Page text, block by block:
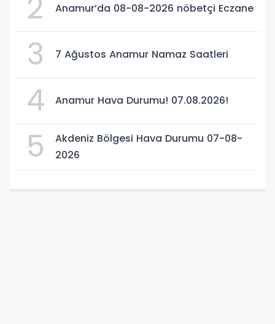
Anamur’da 08-08-2026 nöbetçi Eczane
3 7 Ağustos Anamur Namaz Saatleri
4 Anamur Hava Durumu! 07.08.2026!
5
Akdeniz Bölgesi Hava Durumu 07-08-
2026